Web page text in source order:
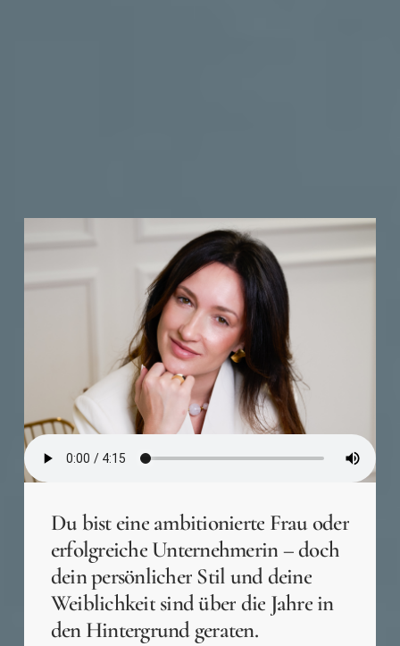
Du bisteine ambitionierte Frauoder
erfolgreiche Unternehmerin –doch
deinpersönlicher Stil und deine
Weiblichkeit sindüber die Jahrein
den Hintergrund geraten.